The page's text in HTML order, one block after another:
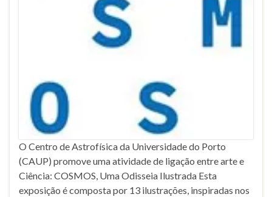
O Centro de Astrofísica da Universidade do Porto
(CAUP) promove uma atividade de ligação entre arte e
Ciência: COSMOS, Uma Odisseia Ilustrada Esta
exposição é composta por 13 ilustrações, inspiradas nos